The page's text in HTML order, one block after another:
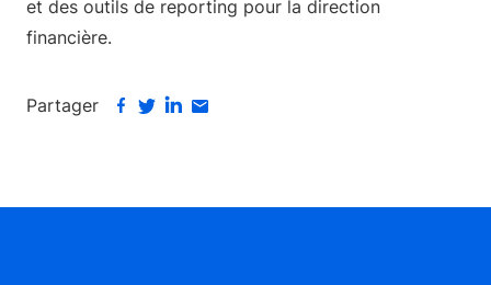
et des outils de reporting pour la direction
financière.
Partager